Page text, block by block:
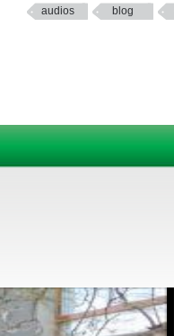
audios blog